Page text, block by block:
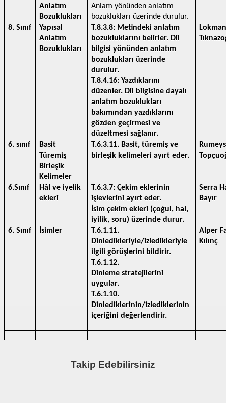
Anlatım
Bozuklukları
Anlam yönünden anlatım
bozuklukları üzerinde durulur.
8. Sınıf
Yapısal
Anlatım
Bozuklukları
T.8.3.8: Metindeki anlatım
bozukluklarını belirler. Dil
bilgisi yönünden anlatım
bozuklukları üzerinde
durulur.
T.8.4.16: Yazdıklarını
düzenler. Dil bilgisine dayalı
anlatım bozuklukları
bakımından yazdıklarını
gözden geçirmesi ve
düzeltmesi sağlanır.
6. sınıf
Basit
Türemiş
Birleşik
Kelimeler
T.6.3.11. Basit, türemiş ve
birleşik kelimeleri ayırt eder.
6.Sınıf
Hâl ve iyelik
ekleri
T.6.3.7: Çekim eklerinin
işlevlerini ayırt eder.
İsim çekim ekleri (çoğul, hal,
iyilik, soru) üzerinde durur.
Serra
Bayır
6. Sınıf İsimler
T.6.1.11.
Dinledikleriyle/izledikleriyle
ilgili görüşlerini bildirir.
T.6.1.12.
Dinleme stratejilerini
uygular.
T.6.1.10.
Dinlediklerinin/izlediklerinin
içeriğini değerlendirir.
Alper
Kılınç
Takip Edebilirsiniz